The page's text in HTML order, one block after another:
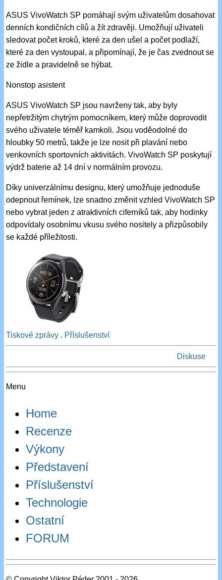
ASUS VivoWatch SP pomáhají svým uživatelům dosahovat
denních kondičních cílů a žít zdravěji. Umožňují uživateli
sledovat počet kroků, které za den ušel a počet podlaží,
které za den vystoupal, a připomínají, že je čas zvednout se
ze židle a pravidelně se hýbat.
Nonstop asistent
ASUS VivoWatch SP jsou navrženy tak, aby byly
nepřetržitým chytrým pomocníkem, který může doprovodit
svého uživatele téměř kamkoli. Jsou voděodolné do
hloubky 50 metrů, takže je lze nosit při plavání nebo
venkovních sportovních aktivitách. VivoWatch SP poskytují
výdrž baterie až 14 dní v normálním provozu.
Díky univerzálnímu designu, který umožňuje jednoduše
odepnout řemínek, lze snadno změnit vzhled VivoWatch SP
nebo vybrat jeden z atraktivních ciferníků tak, aby hodinky
odpovídaly osobnímu vkusu svého nositely a přizpůsobily
se každé příležitosti.
Tiskové zprávy . Příslušenství
Diskuse
Menu
Home
Recenze
Výkony
Představení
Příslušenství
Technologie
Ostatní
FORUM